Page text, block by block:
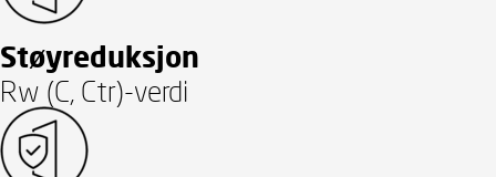
Støyreduksjon
Rw (C, Ctr)-verdi